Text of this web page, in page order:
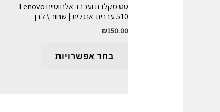
סט מקלדת ועכבר אלחוטיים Lenovo
510 עברית-אנגלית | שחור \ לבן
₪150.00
בחר אפשרויות